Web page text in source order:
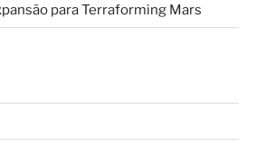
para Terraforming Mars